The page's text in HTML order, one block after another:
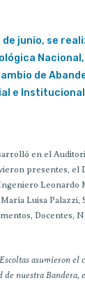
de junio, se
de
e
en el
presentes, el
Leonardo
Luisa Palazzi,
Docentes,
asumieron el
de nuestra Bandera,